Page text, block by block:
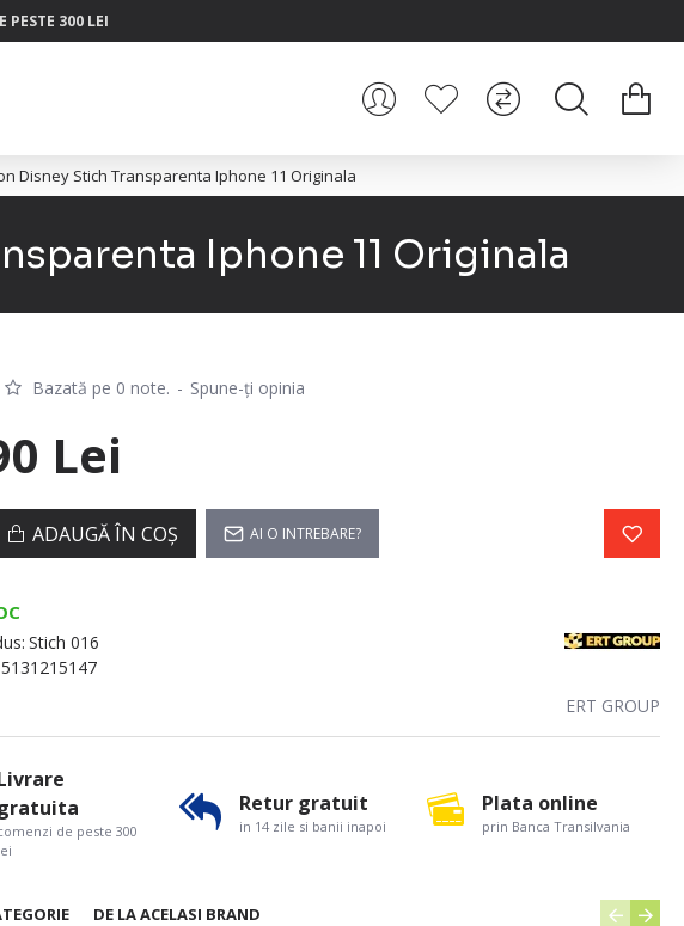
PESTE 300 LEI
Disney Stich Transparenta Iphone 11 Originala
Iphone 11 Originala
Stich 016
ERT GROUP
Bazată pe 0 note. - Spune-ţi opinia
Lei
ADAUGĂ ÎN COŞ AI O INTREBARE?
DE LA ACELASI BRAND
de peste 300
Retur gratuit
in 14 zile si banii inapoi
Plata online
prin Banca Transilvania